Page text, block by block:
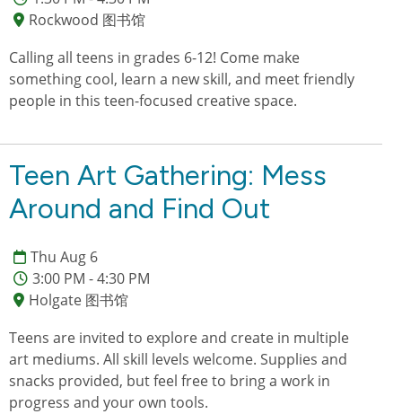
Rockwood 图书馆
Calling all teens in grades 6-12! Come make
something cool, learn a new skill, and meet friendly
people in this teen-focused creative space.
Teen Art Gathering: Mess
Around and Find Out
Thu Aug 6
3:00 PM - 4:30 PM
Holgate 图书馆
Teens are invited to explore and create in multiple
art mediums. All skill levels welcome. Supplies and
snacks provided, but feel free to bring a work in
progress and your own tools.